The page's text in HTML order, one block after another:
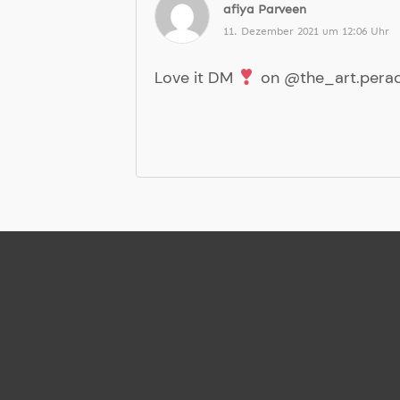
afiya Parveen
11. Dezember 2021 um 12:06 Uhr
Love it DM on